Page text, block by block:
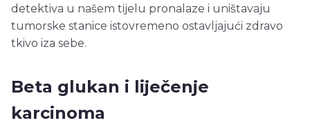
detektiva u našem tijelu pronalaze i uništavaju
tumorske stanice istovremeno ostavljajući zdravo
tkivo iza sebe.
Beta glukan i liječenje
karcinoma